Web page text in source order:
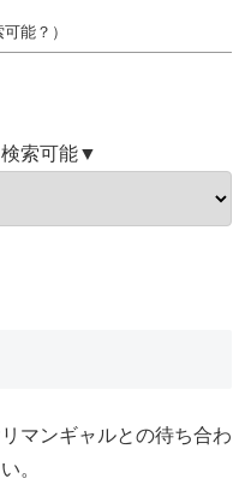
能？）
索可能▼
マンギャルとの待ち合わ
。